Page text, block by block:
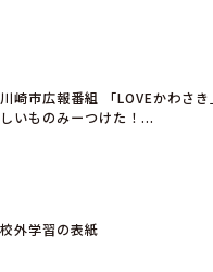
川崎市広報番組 「LOVEかわさ
しいものみーつけた！...
校外学習の表紙